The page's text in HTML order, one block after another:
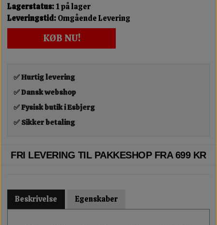
Lagerstatus:1 på lager
Leveringstid:Omgående Levering
KØB NU!
✅ Hurtig levering
✅ Dansk webshop
✅ Fysisk butik i Esbjerg
✅ Sikker betaling
FRI LEVERING TIL PAKKESHOP FRA 699 KR
Beskrivelse Egenskaber